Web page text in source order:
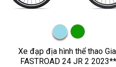
Xe đạp địa hình thể thao
FASTROAD 24 JR 2